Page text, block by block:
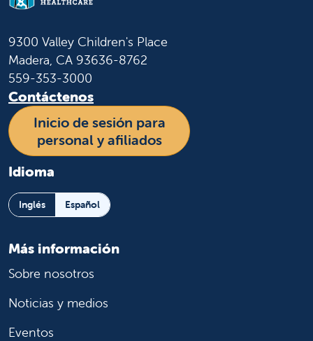
9300 Valley Children's Place
Madera, CA 93636-8762
559-353-3000
Contáctenos
Inicio de sesión para
personal y afiliados
Idioma
Inglés Español
Más información
Sobre nosotros
Noticias y medios
Eventos